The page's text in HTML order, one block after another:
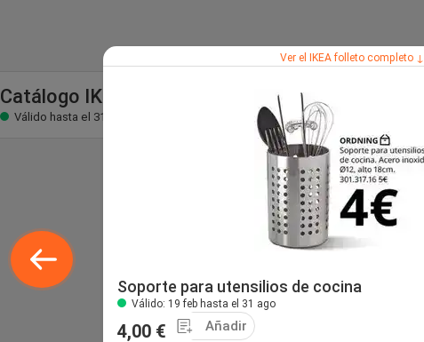
Catálogo IKEA
Válido hasta el 31 ago
Ver el IKEA folleto completo ↓
Soporte para utensilios de cocina
Válido: 19 feb hasta el 31 ago
4,00 € Añadir